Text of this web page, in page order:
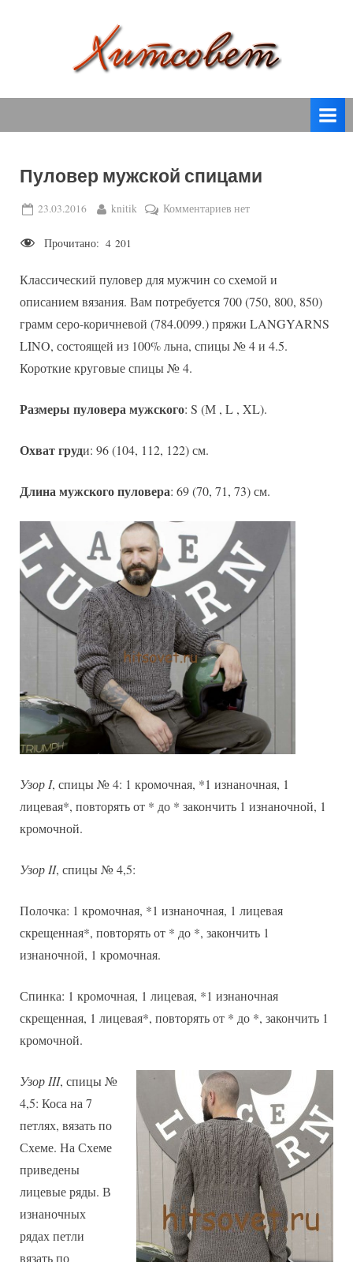
т
о
в
спицами,
крючком,
вязаные
модели
с
Пуловер мужской спицами
Posted
23.03.2016 By
knitik Комментариевк
спицами
нет
Прочитано: 4 201
Классический пуловер для мужчин со схемой и
описанием вязания. Вам потребуется 700 (750, 800, 850)
грамм серо-коричневой (784.0099.) пряжи LANGYARNS
LINO, состоящей из 100% льна, спицы № 4 и 4.5.
Короткие круговые спицы № 4.
Размеры пуловера мужского: S (М , L , XL).
Охват груди: 96 (104, 112, 122) см.
Длина мужского пуловера: 69 (70, 71, 73) см.
Узор I, спицы № 4: 1 кромочная, *1 изнаночная, 1
лицевая*, повторять от * до * закончить 1 изнаночной, 1
кромочной.
Узор II, спицы № 4,5:
Полочка: 1 кромочная, *1 изнаночная, 1 лицевая
скрещенная*, повторять от * до *, закончить 1
изнаночной, 1 кромочная.
Спинка: 1 кромочная, 1 лицевая, *1 изнаночная
скрещенная, 1 лицевая*, повторять от * до *, закончить 1
кромочной.
Узор III, спицы №
4,5: Коса на 7
петлях, вязать по
Схеме. На Схеме
приведены
лицевые ряды. В
изнаночных
рядах петли
вязать по